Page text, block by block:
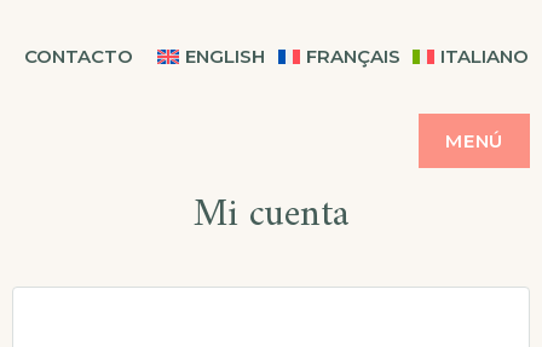
CASA BALMES
CONTACTO ENGLISH FRANÇAIS ITALIANO
MENÚ
Mi cuenta